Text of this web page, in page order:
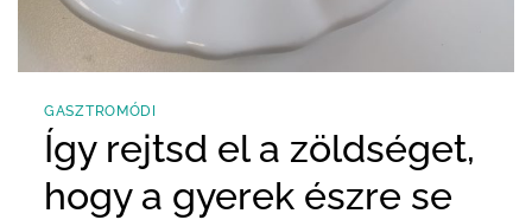
GASZTROMÓDI
Így rejtsd el a zöldséget,
hogy a gyerek észre se